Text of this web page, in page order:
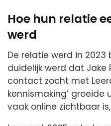
Hoe hun relatie
werd
De relatie werd in 2023
duidelijk werd dat Jake
contact zocht met
kennismaking’
vaak online zichtbaar